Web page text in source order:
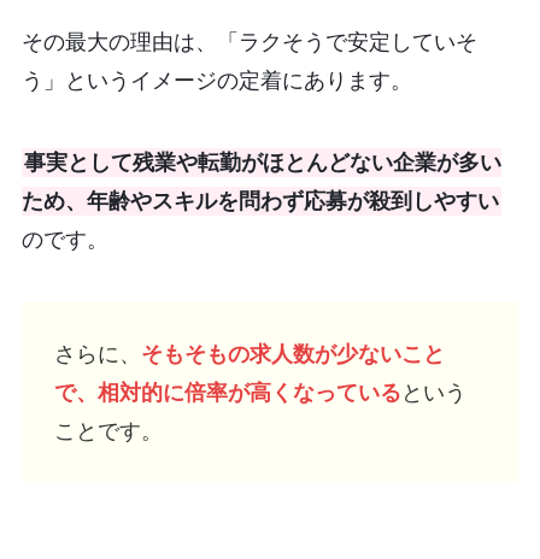
その最大の理由は、「ラクそうで安定していそ
う」というイメージの定着にあります。
事実として残業や転勤がほとんどない企業が多い
ため、年齢やスキルを問わず応募が殺到しやすい
のです。
さらに、 そもそもの求人数が少ないこと
で、相対的に倍率が高くなっている という
ことです。